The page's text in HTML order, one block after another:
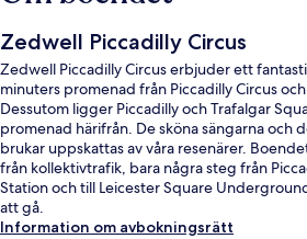
Zedwell Piccadilly Circus
Zedwell Piccadilly Circus erbjuder ett
minuters promenad från Piccadilly Circus
Dessutom ligger Piccadilly och Trafalgar
promenad härifrån. De sköna sängarna och
brukar uppskattas av våra resenärer.
från kollektivtrafik, bara några steg från
Station och till Leicester Square
att gå.
Information om avbokningsrätt